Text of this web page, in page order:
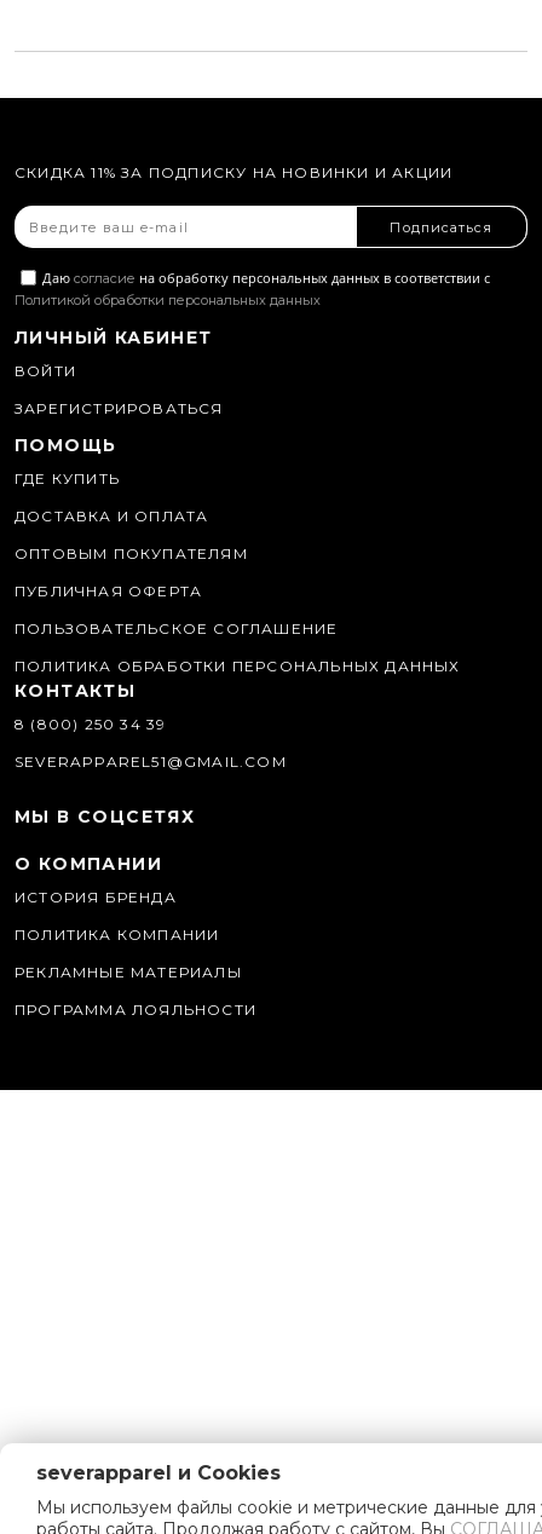
СКИДКА 11% ЗА ПОДПИСКУ НА НОВИНКИ И АКЦИИ
Подписаться
Даю согласие на обработку персональных данных в соответствии с
Политикой обработки персональных данных
ЛИЧНЫЙ КАБИНЕТ
ВОЙТИ
ЗАРЕГИСТРИРОВАТЬСЯ
ПОМОЩЬ
ГДЕ КУПИТЬ
ДОСТАВКА И ОПЛАТА
ОПТОВЫМ ПОКУПАТЕЛЯМ
ПУБЛИЧНАЯ ОФЕРТА
ПОЛЬЗОВАТЕЛЬСКОЕ СОГЛАШЕНИЕ
ПОЛИТИКА ОБРАБОТКИ ПЕРСОНАЛЬНЫХ ДАННЫХ
КОНТАКТЫ
8 (800) 250 34 39
SEVERAPPAREL51@GMAIL.COM
МЫ В СОЦСЕТЯХ
О КОМПАНИИ
ИСТОРИЯ БРЕНДА
ПОЛИТИКА КОМПАНИИ
РЕКЛАМНЫЕ МАТЕРИАЛЫ
ПРОГРАММА ЛОЯЛЬНОСТИ
severapparel и Cookies
Мы используем файлы cookie и метрические данные
работы сайта. Продолжая работу с сайтом, Вы